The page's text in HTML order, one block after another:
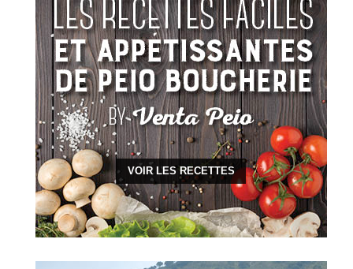
VOIR LES RECETTES